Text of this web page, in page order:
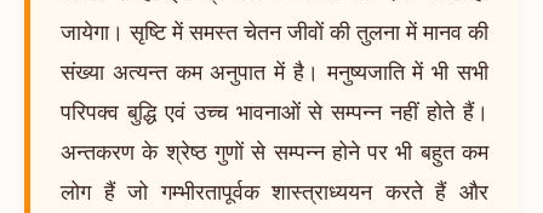
जायेगा। सृष्टि में समस्त चेतन जीवों की तुलना में मानव की
संख्या अत्यन्त कम अनुपात में है। मनुष्यजाति में भी सभी
परिपक्व बुद्धि एवं उच्च भावनाओं से सम्पन्न नहीं होते हैं।
अन्तकरण के श्रेष्ठ गुणों से सम्पन्न होने पर भी बहुत कम
लोग हैं जो गम्भीरतापूर्वक शास्त्राध्ययन करते हैं और